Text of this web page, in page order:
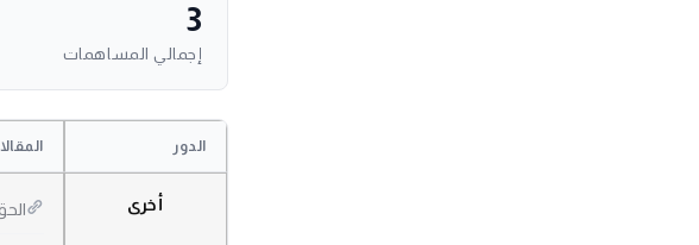
3
إجمالي المساهمات
الدور
أخرى